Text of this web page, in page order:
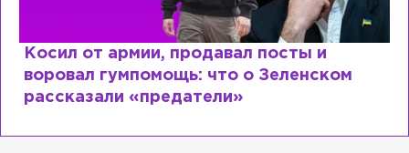
Рыдает из-за мужа, но опять флиртует с
Лазаревым: как Лера Кудрявцева
сходит с ума